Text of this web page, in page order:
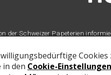
der Schweizer Papeterien